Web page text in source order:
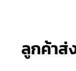
ลูกค้าส่